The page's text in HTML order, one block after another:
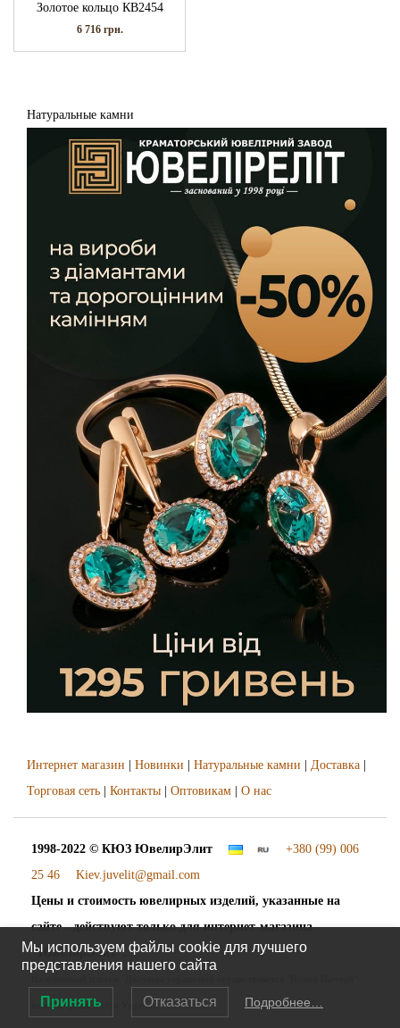
Золотое кольцо КВ2454
6 716 грн.
Натуральные камни
Интернет магазин Новинки Натуральные камни Доставка
Торговая сеть
Контакты Оптовикам О нас
1998-2022 © КЮЗ ЮвелирЭлит
+380 (99) 006
25 46
Kiev.juvelit@gmail.com
Цены и стоимость ювелирных изделий, указанные на
сайте - действуют только для интернет-магазина
"ЮвелирЭлит".
во все города и сёла Украины
Мы используем файлы cookie для лучшего
представления нашего сайта
Принять Отказаться Подробнее…